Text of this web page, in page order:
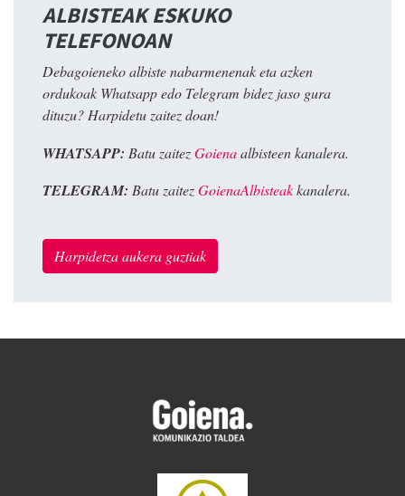
ALBISTEAK ESKUKO
TELEFONOAN
Debagoieneko albiste nabarmenenak eta azken
ordukoak Whatsapp edo Telegram bidez jaso gura
dituzu? Harpidetu zaitez doan!
WHATSAPP: Batu zaitezGoienaalbisteen kanalera.
TELEGRAM: Batu zaitezGoienaAlbisteakkanalera.
Harpidetza aukera guztiak